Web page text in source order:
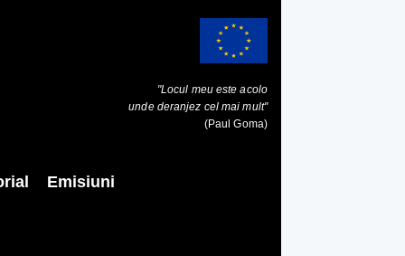
"Locul meu este acolo
unde deranjez cel mai mult"
(Paul Goma)
Emisiuni